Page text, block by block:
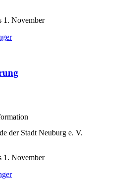
1. November
der Stadt Neuburg e. V.
1. November